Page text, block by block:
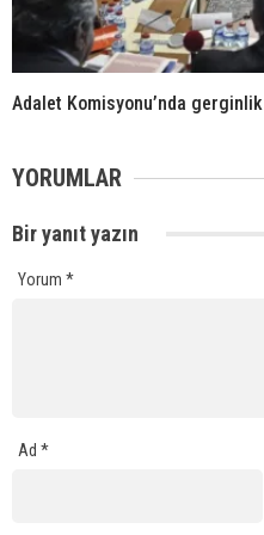
Adalet Komisyonu’nda gerginlik
YORUMLAR
Bir yanıt yazın
Yorum *
Ad *